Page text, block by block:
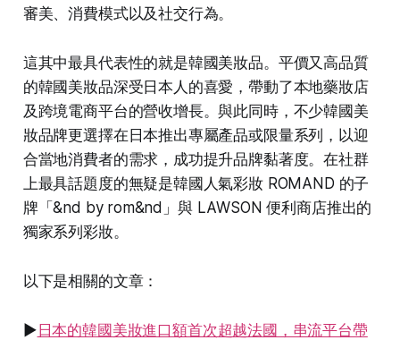
審美、消費模式以及社交行為。
這其中最具代表性的就是韓國美妝品。平價又高品質
的韓國美妝品深受日本人的喜愛，帶動了本地藥妝店
及跨境電商平台的營收增長。與此同時，不少韓國美
妝品牌更選擇在日本推出專屬產品或限量系列，以迎
合當地消費者的需求，成功提升品牌黏著度。在社群
上最具話題度的無疑是韓國人氣彩妝 ROMAND 的子
牌「&nd by rom&nd」與 LAWSON 便利商店推出的
獨家系列彩妝。
以下是相關的文章：
▶ 日本的韓國美妝進口額首次超越法國，串流平台帶